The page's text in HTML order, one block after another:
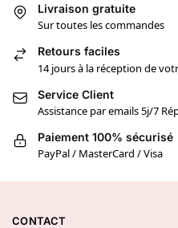
Livraison gratuite
Sur toutes les commandes
Retours faciles
14 jours à la réception de
Service Client
Assistance par emails 5j/7
Paiement 100% sécurisé
PayPal / MasterCard / Visa
CONTACT